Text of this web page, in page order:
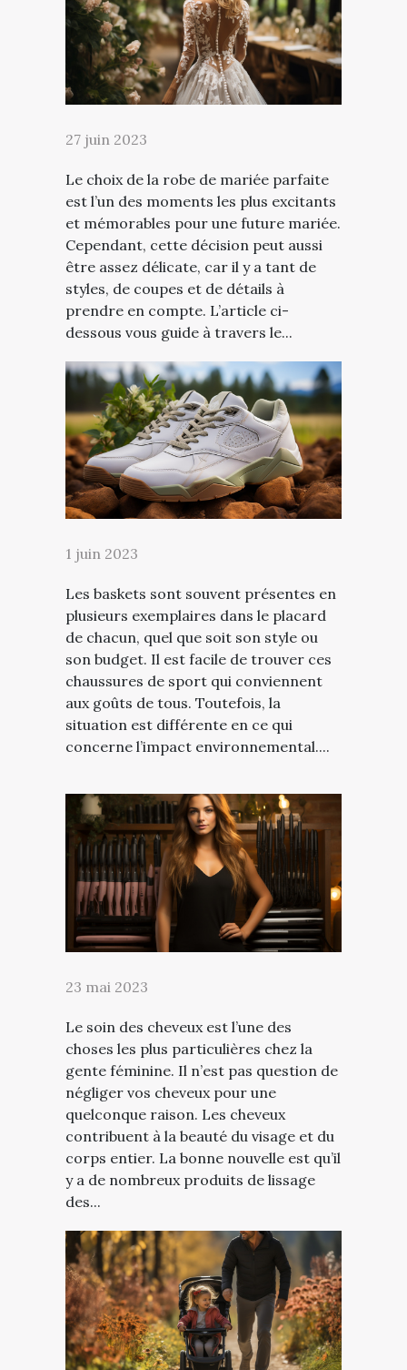
27 juin 2023
Le choix de la robe de mariée parfaite
est l’un des moments les plus excitants
et mémorables pour une future mariée.
Cependant, cette décision peut aussi
être assez délicate, car il y a tant de
styles, de coupes et de détails à
prendre en compte. L’article ci-
dessous vous guide à travers le...
1 juin 2023
Les baskets sont souvent présentes en
plusieurs exemplaires dans le placard
de chacun, quel que soit son style ou
son budget. Il est facile de trouver ces
chaussures de sport qui conviennent
aux goûts de tous. Toutefois, la
situation est différente en ce qui
concerne l’impact environnemental....
23 mai 2023
Le soin des cheveux est l’une des
choses les plus particulières chez la
gente féminine. Il n’est pas question de
négliger vos cheveux pour une
quelconque raison. Les cheveux
contribuent à la beauté du visage et du
corps entier. La bonne nouvelle est qu’il
y a de nombreux produits de lissage
des...